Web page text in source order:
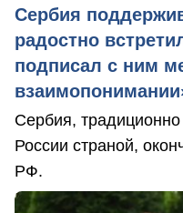
Сербия
радостно
подписал с ним
Сербия,
России страной,
РФ.